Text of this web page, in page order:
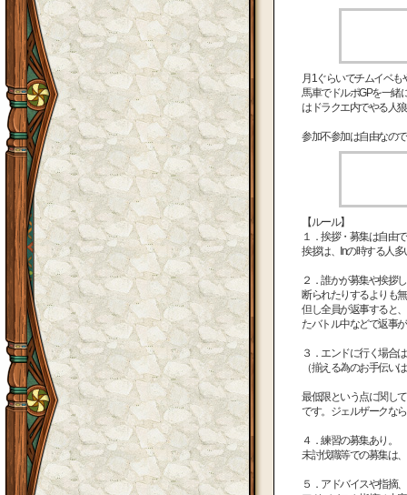
月1ぐらいでチムイベも
馬車でドルポGPを一緒
はドラクエ内でやる人
参加不参加は自由なの
【ルール】
１．挨拶・募集は自由
挨拶は、Inの時する人多
２．誰かが募集や挨拶
断られたりするよりも
但し全員が返事すると
たバトル中などで返事
３．エンドに行く場合
（揃える為のお手伝い
最低限という点に関し
です。ジェルザークな
４．練習の募集あり。
未討伐職等での募集は
５．アドバイスや指摘